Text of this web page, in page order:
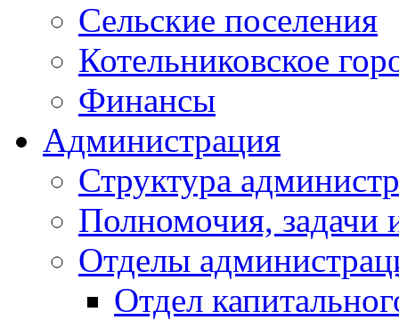
Сельские поселения
Котельниковское
Финансы
Администрация
Структура
Полномочия, задачи
Отделы
Отдел